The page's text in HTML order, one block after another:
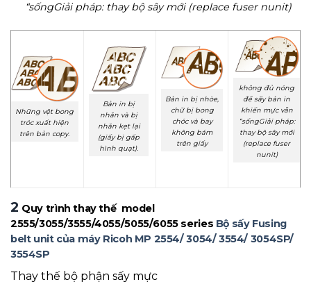
“sốngGiải pháp: thay bộ sây mới (replace fuser nunit)
Những vệt bong
tróc xuất hiện
trên bản copy.
Bản in bị
nhăn và bị
nhăn kẹt lại
(giấy bị gấp
hình quạt).
Bản in bị nhòe,
chữ bị bong
chóc và bay
không bám
trên giấy
không đủ nóng
để sấy bản in
khiến mực vẫn
“sốngGiải pháp:
thay bộ sây mới
(replace fuser
nunit)
2 Quy trình thay thế model
2555/3055/3555/4055/5055/6055 series Bộ sấy Fusing
belt unit của máy Ricoh MP 2554/ 3054/ 3554/ 3054SP/
3554SP
Thay thế bộ phận sấy mực